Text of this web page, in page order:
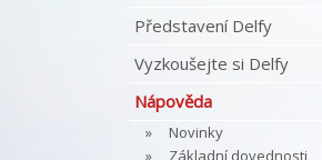
Představení Delfy
Vyzkoušejte si Delfy
Nápověda
Novinky
Základní dovednosti